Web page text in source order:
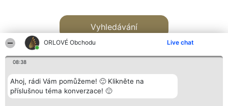
ORLOVÉ Obchodu Live chat
08:38
Ahoj, rádi Vám pomůžeme! 🙂 Klikněte na
příslušnou téma konverzace! 🙂
Vyhledávání